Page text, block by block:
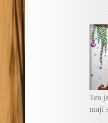
Ten
mají